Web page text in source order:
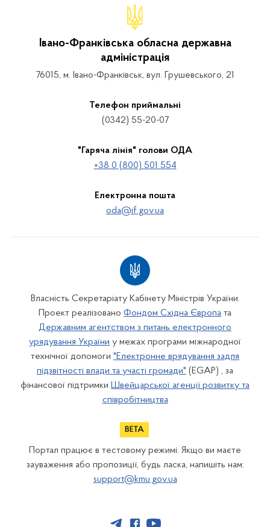
Івано-Франківська обласна державна
адміністрація
76015, м. Івано-Франківськ, вул. Грушевського, 21
Телефон приймальні
(0342) 55-20-07
"Гаряча лінія" голови ОДА
+38 0 (800) 501 554
Електронна пошта
oda@if.gov.ua
Власність Секретаріату Кабінету Міністрів України.
Проект реалізовано Фондом Східна Європа та
Державним агентством з питань електронного
урядування України у межах програми міжнародної
технічної допомоги "Електронне врядування задля
підзвітності влади та участі громади" (EGAP) , за
фінансової підтримки Швейцарської агенції розвитку та
співробітництва
Портал працює в тестовому режимі. Якщо ви маєте
зауваження або пропозиції, будь ласка, напишіть нам:
support@kmu.gov.ua